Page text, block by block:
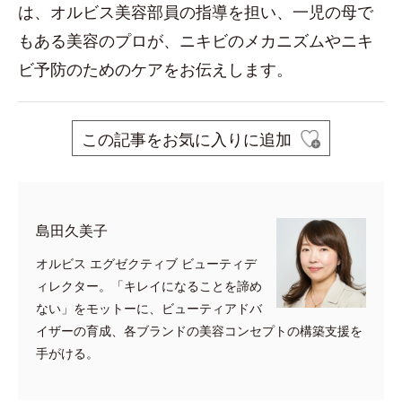
は、オルビス美容部員の指導を担い、一児の母で
もある美容のプロが、ニキビのメカニズムやニキ
ビ予防のためのケアをお伝えします。
この記事をお気に入りに追加
島田久美子
オルビス エグゼクティブ ビューティデ
ィレクター。「キレイになることを諦め
ない」をモットーに、ビューティアドバ
イザーの育成、各ブランドの美容コンセプトの構築支援を
手がける。